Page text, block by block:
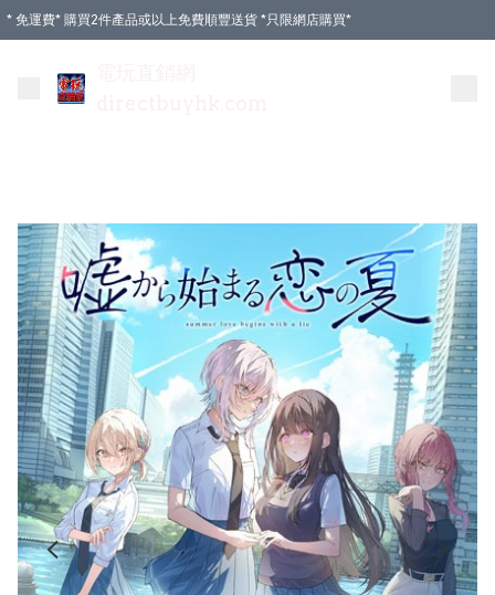
* 免運費* 購買2件產品或以上免費順豐送貨 *只限網店購買*